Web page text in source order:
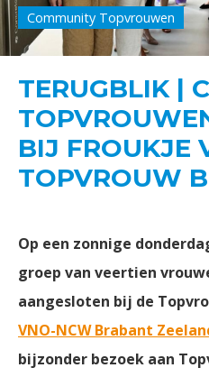
Community Topvrouwen
TERUGBLIK |
BIJ FROUKJE
TOPVROUW
Op een zonnige
groep van veertien
aangesloten bij de
VNO-NCW Brabant
bijzonder bezoek aan